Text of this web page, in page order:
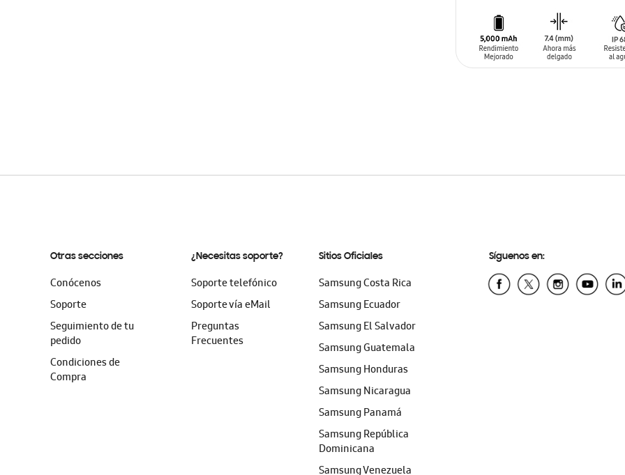
Otras secciones
Conócenos
Soporte
Seguimiento de tu
pedido
Condiciones de
Compra
¿Necesitas soporte?
Soporte telefónico
Soporte vía eMail
Preguntas
Frecuentes
Sitios Oficiales
Samsung Costa Rica
Samsung Ecuador
Samsung El Salvador
Samsung Guatemala
Samsung Honduras
Samsung Nicaragua
Samsung Panamá
Samsung República
Dominicana
Samsung Venezuela
Síguenos en: